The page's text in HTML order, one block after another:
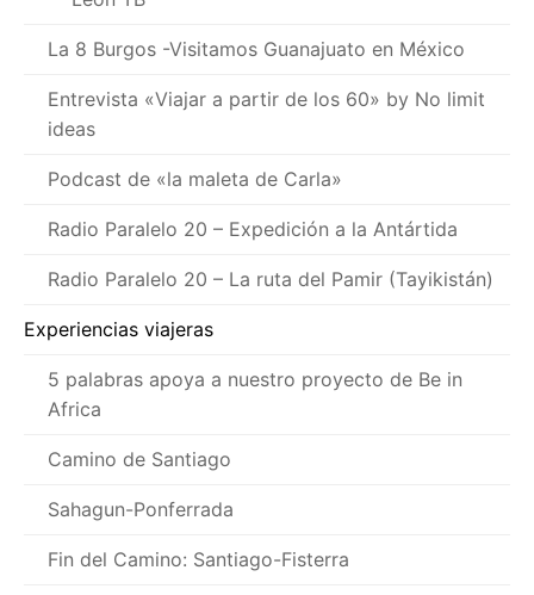
La 8 Burgos -Visitamos Guanajuato en México
Entrevista «Viajar a partir de los 60» by No limit
ideas
Podcast de «la maleta de Carla»
Radio Paralelo 20 – Expedición a la Antártida
Radio Paralelo 20 – La ruta del Pamir (Tayikistán)
Experiencias viajeras
5 palabras apoya a nuestro proyecto de Be in
Africa
Camino de Santiago
Sahagun-Ponferrada
Fin del Camino: Santiago-Fisterra